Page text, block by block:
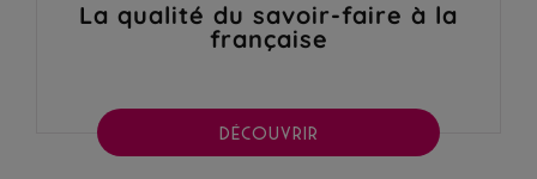
La qualité du savoir-faire à la
française
DÉCOUVRIR